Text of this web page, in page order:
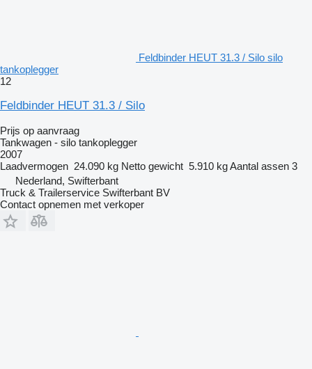
Feldbinder HEUT 31.3 / Silo silo
tankoplegger
12
Feldbinder HEUT 31.3 / Silo
Prijs op aanvraag
Tankwagen - silo tankoplegger
2007
Laadvermogen 24.090 kg Netto gewicht 5.910 kgAantal assen 3
Nederland, Swifterbant
Truck & Trailerservice Swifterbant BV
Contact opnemen met verkoper